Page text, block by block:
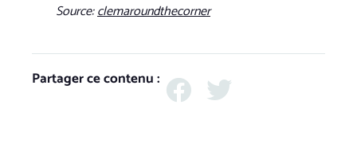
Source:clemaroundthecorner
Partager ce contenu :